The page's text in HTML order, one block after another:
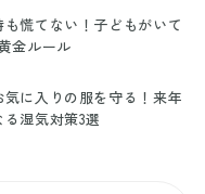
も慌てない！子どもがいて
金ルール
気に入りの服を守る！来年
湿気対策3選